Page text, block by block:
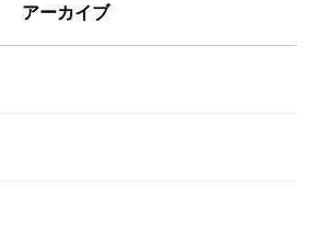
アーカイブ